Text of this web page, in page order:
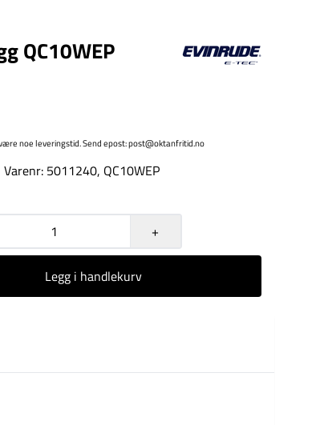
QC10WEP
noe leveringstid. Send epost: post@oktanfritid.no
Selges pr stk. Varenr: 5011240, QC10WEP
+
Legg i handlekurv